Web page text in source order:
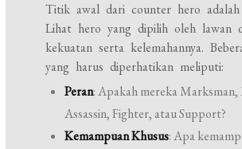
Titik awal dari counter hero adalah
Lihat hero yang dipilih oleh lawan
kekuatan serta kelemahannya.
yang harus diperhatikan meliputi:
Peran: Apakah mereka Marksman,
Assassin, Fighter, atau Support?
Kemampuan Khusus: Apa